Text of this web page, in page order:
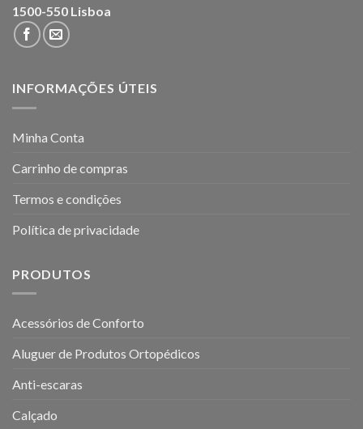
1500-550 Lisboa
INFORMAÇÕES ÚTEIS
Minha Conta
Carrinho de compras
Termos e condições
Política de privacidade
PRODUTOS
Acessórios de Conforto
Aluguer de Produtos Ortopédicos
Anti-escaras
Calçado